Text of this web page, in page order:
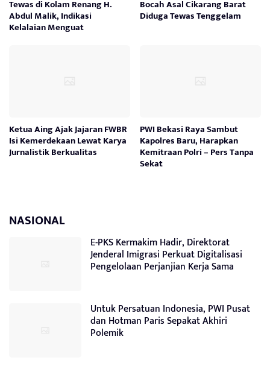
Tewas di Kolam Renang H.
Abdul Malik, Indikasi
Kelalaian Menguat
Bocah Asal Cikarang Barat
Diduga Tewas Tenggelam
Ketua Aing Ajak Jajaran FWBR
Isi Kemerdekaan Lewat Karya
Jurnalistik Berkualitas
PWI Bekasi Raya Sambut
Kapolres Baru, Harapkan
Kemitraan Polri – Pers Tanpa
Sekat
NASIONAL
E-PKS Kermakim Hadir, Direktorat
Jenderal Imigrasi Perkuat Digitalisasi
Pengelolaan Perjanjian Kerja Sama
Untuk Persatuan Indonesia, PWI Pusat
dan Hotman Paris Sepakat Akhiri
Polemik